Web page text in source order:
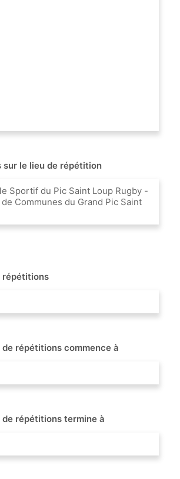
sur le lieu de répétition
Sportif du Pic Saint Loup Rugby -
Communes du Grand Pic Saint
répétitions
répétitions commence à
de répétitions termine à